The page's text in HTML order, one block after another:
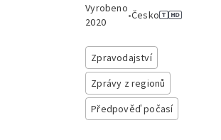
Vyrobeno
2020
•Česko
Zpravodajství
Zprávy z regionů
Předpověď počasí